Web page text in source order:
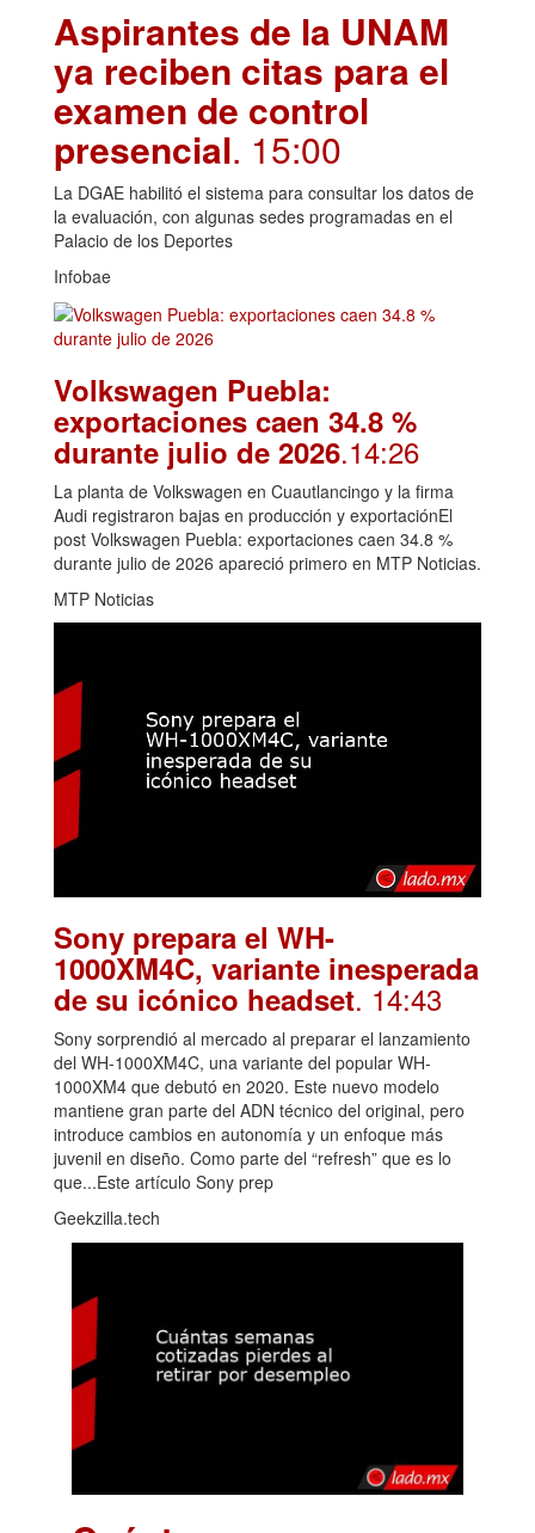
Aspirantes de la UNAM
ya reciben citas para el
examen de control
presencial. 15:00
La DGAE habilitó el sistema para consultar los datos de
la evaluación, con algunas sedes programadas en el
Palacio de los Deportes
Infobae
Volkswagen Puebla:
exportaciones caen 34.8 %
durante julio de 2026.14:26
La planta de Volkswagen en Cuautlancingo y la firma
Audi registraron bajas en producción y exportaciónEl
post Volkswagen Puebla: exportaciones caen 34.8 %
durante julio de 2026 apareció primero en MTP Noticias.
MTP Noticias
Sony prepara el WH-
1000XM4C, variante inesperada
de su icónico headset. 14:43
Sony sorprendió al mercado al preparar el lanzamiento
del WH-1000XM4C, una variante del popular WH-
1000XM4 que debutó en 2020. Este nuevo modelo
mantiene gran parte del ADN técnico del original, pero
introduce cambios en autonomía y un enfoque más
juvenil en diseño. Como parte del “refresh” que es lo
que...Este artículo Sony prep
Geekzilla.tech